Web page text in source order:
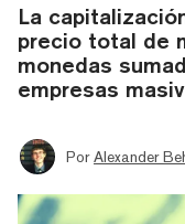
La
precio total de
monedas
empresas
Por Alexander